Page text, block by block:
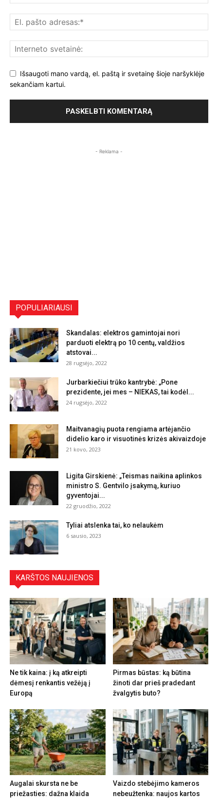
Išsaugoti mano vardą, el. paštą ir svetainę šioje naršyklėje
sekančiam kartui.
- Reklama -
POPULIARIAUSI
Skandalas: elektros gamintojai nori
parduoti elektrą po 10 centų, valdžios
atstovai...
28 rugsėjo, 2022
Jurbarkiečiui trūko kantrybė: „Pone
prezidente, jei mes – NIEKAS, tai kodėl...
24 rugsėjo, 2022
Maitvanagių puota rengiama artėjančio
didelio karo ir visuotinės krizės akivaizdoje
21 kovo, 2023
Ligita Girskienė: „Teismas naikina aplinkos
ministro S. Gentvilo įsakymą, kuriuo
gyventojai...
22 gruodžio, 2022
Tyliai atslenka tai, ko nelaukėm
6 sausio, 2023
KARŠTOS NAUJIENOS
Ne tik kaina: į ką atkreipti
dėmesį renkantis vežėją į
Europą
Pirmas būstas: ką būtina
žinoti dar prieš pradedant
žvalgytis buto?
Augalai skursta ne be
priežasties: dažna klaida
Vaizdo stebėjimo kameros
nebeužtenka: naujos kartos